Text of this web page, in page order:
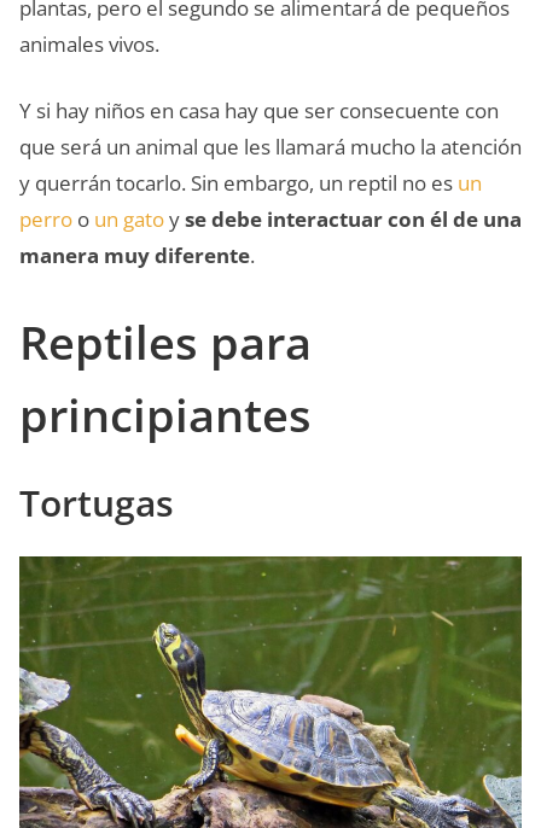
plantas, pero el segundo se alimentará de pequeños
animales vivos.
Y si hay niños en casa hay que ser consecuente con
que será un animal que les llamará mucho la atención
y querrán tocarlo. Sin embargo, un reptil no es un
perro o un gatoyse debe interactuar con él de una
manera muy diferente.
Reptiles para
principiantes
Tortugas